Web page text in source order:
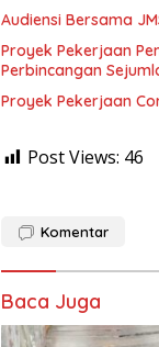
Audiensi Bersama
Proyek Pekerjaan
Perbincangan
Proyek Pekerjaan
Post Views: 46
Komentar
Baca Juga